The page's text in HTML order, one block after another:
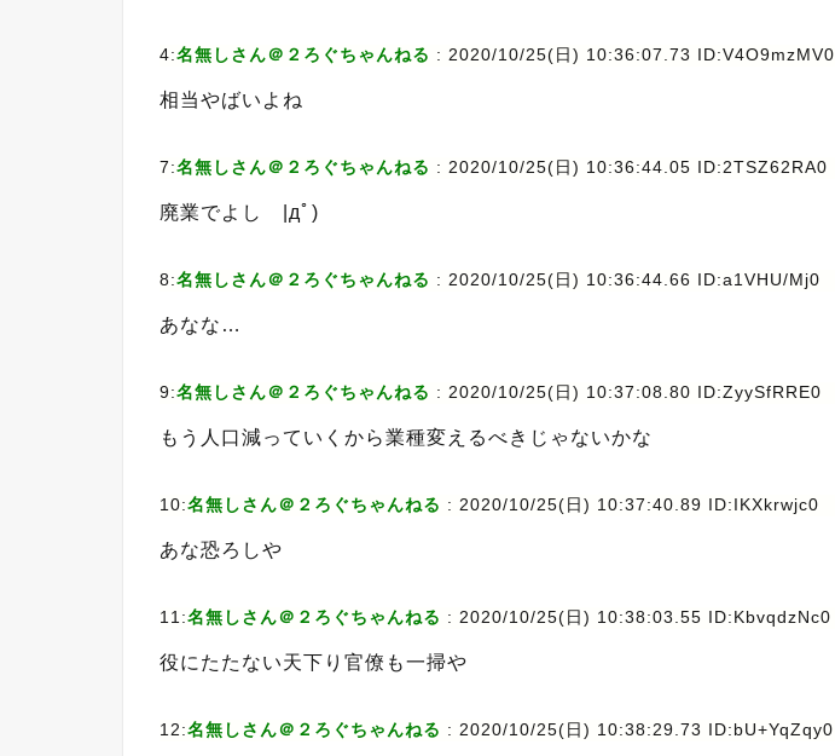
4:名無しさん＠２ろぐちゃんねる : 2020/10/25(日) 10:36:07.73 ID:V4O9mzMV0
相当やばいよね
7:名無しさん＠２ろぐちゃんねる : 2020/10/25(日) 10:36:44.05 ID:2TSZ62RA0
廃業でよし |дﾟ)
8:名無しさん＠２ろぐちゃんねる : 2020/10/25(日) 10:36:44.66 ID:a1VHU/Mj0
あなな…
9:名無しさん＠２ろぐちゃんねる : 2020/10/25(日) 10:37:08.80 ID:ZyySfRRE0
もう人口減っていくから業種変えるべきじゃないかな
10:名無しさん＠２ろぐちゃんねる : 2020/10/25(日) 10:37:40.89 ID:IKXkrwjc0
あな恐ろしや
11:名無しさん＠２ろぐちゃんねる : 2020/10/25(日) 10:38:03.55 ID:KbvqdzNc0
役にたたない天下り官僚も一掃や
12:名無しさん＠２ろぐちゃんねる : 2020/10/25(日) 10:38:29.73 ID:bU+YqZqy0